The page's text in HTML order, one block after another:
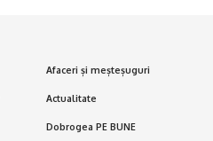
Afaceri și meșteșuguri
Actualitate
Dobrogea PE BUNE